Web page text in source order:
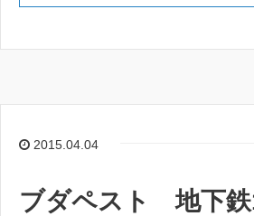
2015.04.04
ブダペスト 地下